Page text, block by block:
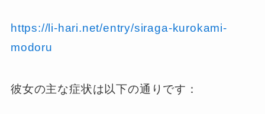
https://li-hari.net/entry/siraga-kurokami-
modoru
彼女の主な症状は以下の通りです：